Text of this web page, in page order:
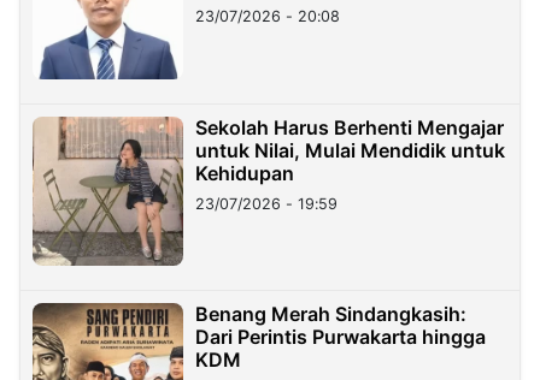
23/07/2026 - 20:08
Sekolah Harus Berhenti Mengajar
untuk Nilai, Mulai Mendidik untuk
Kehidupan
23/07/2026 - 19:59
Benang Merah Sindangkasih:
Dari Perintis Purwakarta hingga
KDM